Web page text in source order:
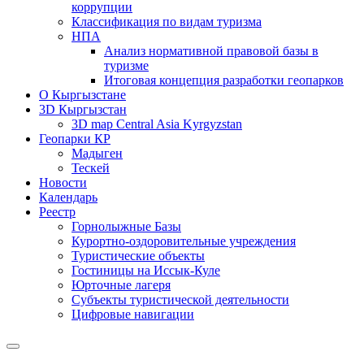
коррупции
Классификация по видам туризма
НПА
Анализ нормативной правовой базы в
туризме
Итоговая концепция разработки геопарков
О Кыргызстане
3D Кыргызстан
3D map Central Asia Kyrgyzstan
Геопарки КР
Мадыген
Тескей
Новости
Календарь
Реестр
Горнолыжные Базы
Курортно-оздоровительные учреждения
Туристические объекты
Гостиницы на Иссык-Куле
Юрточные лагеря
Cубъекты туристической деятельности
Цифровые навигации